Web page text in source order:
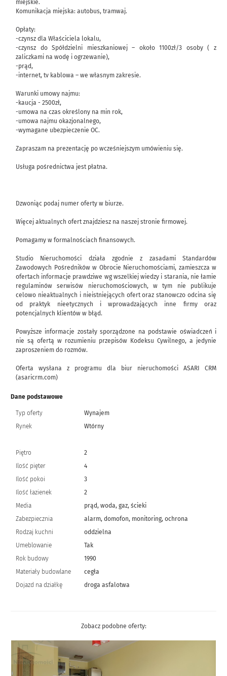
miejskie.
Komunikacja miejska: autobus, tramwaj.
Opłaty:
-czynsz dla Właściciela lokalu,
-czynsz do Spółdzielni mieszkaniowej – około 1100zł/3 osoby ( z
zaliczkami na wodę i ogrzewanie),
-prąd,
-internet, tv kablowa – we własnym zakresie.
Warunki umowy najmu:
-kaucja - 2500zł,
-umowa na czas określony na min rok,
-umowa najmu okazjonalnego,
-wymagane ubezpieczenie OC.
Zapraszam na prezentację po wcześniejszym umówieniu się.
Usługa pośrednictwa jest płatna.
Dzwoniąc podaj numer oferty w biurze.
Więcej aktualnych ofert znajdziesz na naszej stronie firmowej.
Pomagamy w formalnościach finansowych.
Studio Nieruchomości działa zgodnie z zasadami Standardów
Zawodowych Pośredników w Obrocie Nieruchomościami, zamieszcza w
ofertach informacje prawdziwe wg wszelkiej wiedzy i starania, nie łamie
regulaminów serwisów nieruchomościowych, w tym nie publikuje
celowo nieaktualnych i nieistniejących ofert oraz stanowczo odcina się
od praktyk nieetycznych i wprowadzających inne firmy oraz
potencjalnych klientów w błąd.
Powyższe informacje zostały sporządzone na podstawie oświadczeń i
nie są ofertą w rozumieniu przepisów Kodeksu Cywilnego, a jedynie
zaproszeniem do rozmów.
Oferta wysłana z programu dla biur nieruchomości ASARI CRM
(asaricrm.com)
Dane podstawowe
Typ oferty
Wynajem
Rynek
Wtórny
Piętro
2
Ilość pięter
4
Ilość pokoi
3
Ilość łazienek
2
Media
prąd, woda, gaz, ścieki
Zabezpiecznia
alarm, domofon, monitoring, ochrona
Rodzaj kuchni
oddzielna
Umeblowanie
Tak
Rok budowy
1990
Materiały budowlane
cegła
Dojazd na działkę
droga asfalotwa
Zobacz podobne oferty: